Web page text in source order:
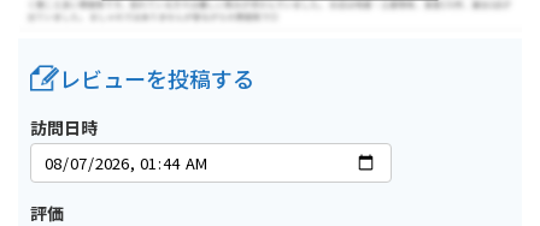
レビューを投稿する
訪問日時
評価